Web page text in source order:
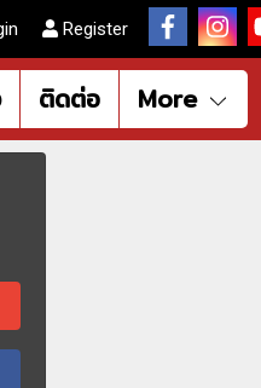
Register
ติดต่อ More